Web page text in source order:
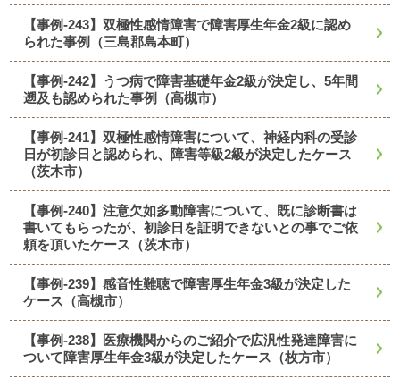
【事例-243】双極性感情障害で障害厚生年金2級に認め
られた事例（三島郡島本町）
【事例-242】うつ病で障害基礎年金2級が決定し、5年間
遡及も認められた事例（高槻市）
【事例-241】双極性感情障害について、神経内科の受診
日が初診日と認められ、障害等級2級が決定したケース
（茨木市）
【事例-240】注意欠如多動障害について、既に診断書は
書いてもらったが、初診日を証明できないとの事でご依
頼を頂いたケース（茨木市）
【事例-239】感音性難聴で障害厚生年金3級が決定した
ケース（高槻市）
【事例-238】医療機関からのご紹介で広汎性発達障害に
ついて障害厚生年金3級が決定したケース（枚方市）